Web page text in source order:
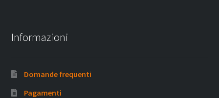
Informazioni
Domande frequenti
Pagamenti